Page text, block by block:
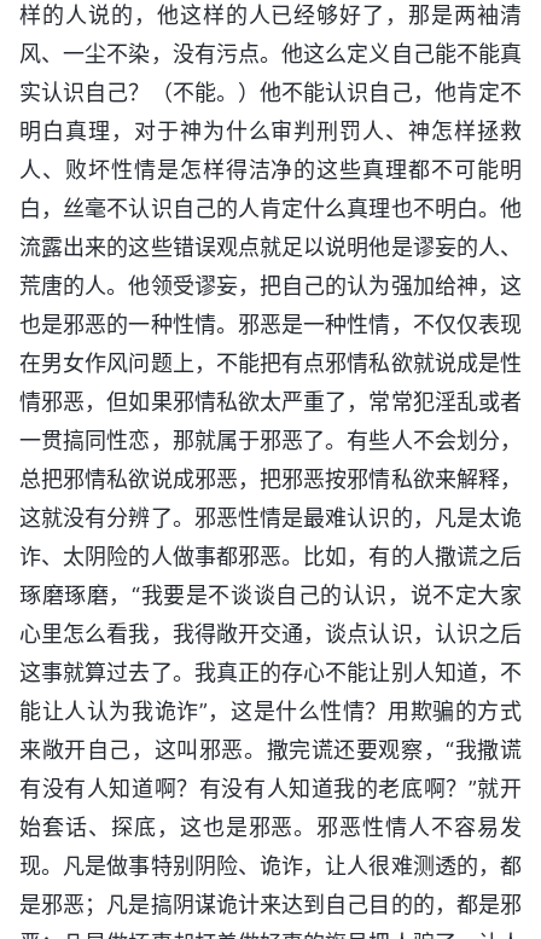
样的人说的，他这样的人已经够好了，那是两袖清
风、一尘不染，没有污点。他这么定义自己能不能真
实认识自己？（不能。）他不能认识自己，他肯定不
明白真理，对于神为什么审判刑罚人、神怎样拯救
人、败坏性情是怎样得洁净的这些真理都不可能明
白，丝毫不认识自己的人肯定什么真理也不明白。他
流露出来的这些错误观点就足以说明他是谬妄的人、
荒唐的人。他领受谬妄，把自己的认为强加给神，这
也是邪恶的一种性情。邪恶是一种性情，不仅仅表现
在男女作风问题上，不能把有点邪情私欲就说成是性
情邪恶，但如果邪情私欲太严重了，常常犯淫乱或者
一贯搞同性恋，那就属于邪恶了。有些人不会划分，
总把邪情私欲说成邪恶，把邪恶按邪情私欲来解释，
这就没有分辨了。邪恶性情是最难认识的，凡是太诡
诈、太阴险的人做事都邪恶。比如，有的人撒谎之后
琢磨琢磨，“我要是不谈谈自己的认识，说不定大家
心里怎么看我，我得敞开交通，谈点认识，认识之后
这事就算过去了。我真正的存心不能让别人知道，不
能让人认为我诡诈”，这是什么性情？用欺骗的方式
来敞开自己，这叫邪恶。撒完谎还要观察，“我撒谎
有没有人知道啊？有没有人知道我的老底啊？”就开
始套话、探底，这也是邪恶。邪恶性情人不容易发
现。凡是做事特别阴险、诡诈，让人很难测透的，都
是邪恶；凡是搞阴谋诡计来达到自己目的的，都是邪